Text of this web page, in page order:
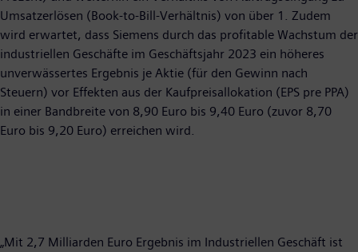
Umsatzerlösen (Book-to-Bill-Verhältnis) von über 1. Zudem
wird erwartet, dass Siemens durch das profitable Wachstum der
industriellen Geschäfte im Geschäftsjahr 2023 ein höheres
unverwässertes Ergebnis je Aktie (für den Gewinn nach
Steuern) vor Effekten aus der Kaufpreisallokation (EPS pre PPA)
in einer Bandbreite von 8,90 Euro bis 9,40 Euro (zuvor 8,70
Euro bis 9,20 Euro) erreichen wird.
„Mit 2,7 Milliarden Euro Ergebnis im Industriellen Geschäft ist